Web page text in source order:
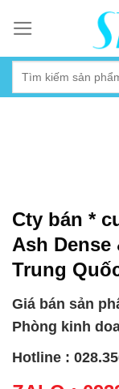
content
Cty bán *
Ash
Trung
Giá bán sản
Phòng kinh
Hotline :